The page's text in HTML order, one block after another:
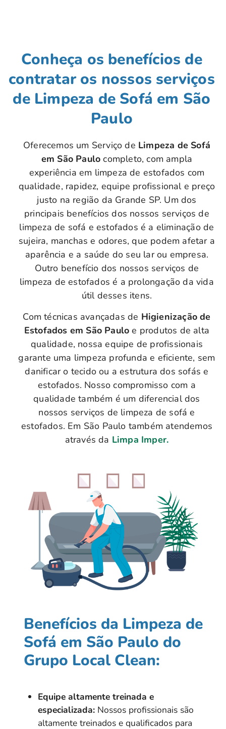
Conheça os benefícios de
contratar os nossos serviços
de Limpeza de Sofá em São
Paulo
Oferecemos um Serviço de Limpeza de Sofá
em São Paulo completo, com ampla
experiência em limpeza de estofados com
qualidade, rapidez, equipe profissional e preço
justo na região da Grande SP. Um dos
principais benefícios dos nossos serviços de
limpeza de sofá e estofados é a eliminação de
sujeira, manchas e odores, que podem afetar a
aparência e a saúde do seu lar ou empresa.
Outro benefício dos nossos serviços de
limpeza de estofados é a prolongação da vida
útil desses itens.
Com técnicas avançadas de Higienização de
Estofados em São Paulo e produtos de alta
qualidade, nossa equipe de profissionais
garante uma limpeza profunda e eficiente, sem
danificar o tecido ou a estrutura dos sofás e
estofados. Nosso compromisso com a
qualidade também é um diferencial dos
nossos serviços de limpeza de sofá e
estofados. Em São Paulo também atendemos
através da Limpa Imper.
Benefícios da Limpeza de
Sofá em São Paulo do
Grupo Local Clean:
Equipe altamente treinada e
especializada: Nossos profissionais são
altamente treinados e qualificados para